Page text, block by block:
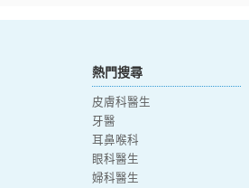
熱門搜尋
皮膚科醫生
牙醫
耳鼻喉科
眼科醫生
婦科醫生